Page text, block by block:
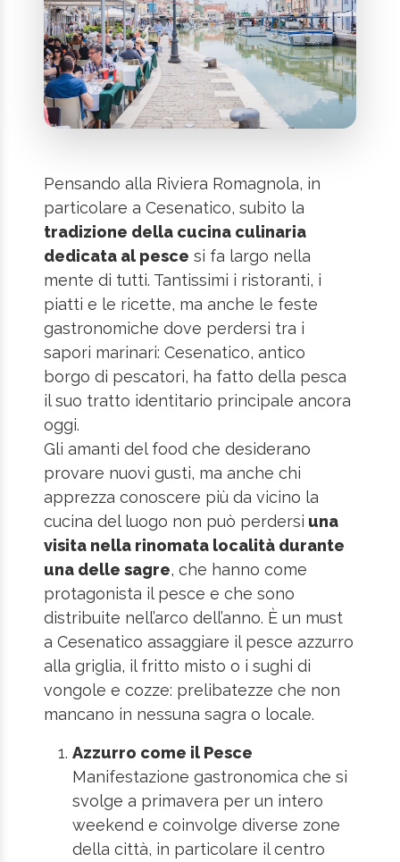
Pensando alla Riviera Romagnola, in
particolare a Cesenatico, subito la
tradizione della cucina culinaria
dedicata al pesce si fa largo nella
mente di tutti. Tantissimi i ristoranti, i
piatti e le ricette, ma anche le feste
gastronomiche dove perdersi tra i
sapori marinari: Cesenatico, antico
borgo di pescatori, ha fatto della pesca
il suo tratto identitario principale ancora
oggi.
Gli amanti del food che desiderano
provare nuovi gusti, ma anche chi
apprezza conoscere più da vicino la
cucina del luogo non può perdersi una
visita nella rinomata località durante
una delle sagre, che hanno come
protagonista il pesce e che sono
distribuite nell’arco dell’anno. È un must
a Cesenatico assaggiare il pesce azzurro
alla griglia, il fritto misto o i sughi di
vongole e cozze: prelibatezze che non
mancano in nessuna sagra o locale.
Azzurro come il Pesce
Manifestazione gastronomica che si
svolge a primavera per un intero
weekend e coinvolge diverse zone
della città, in particolare il centro